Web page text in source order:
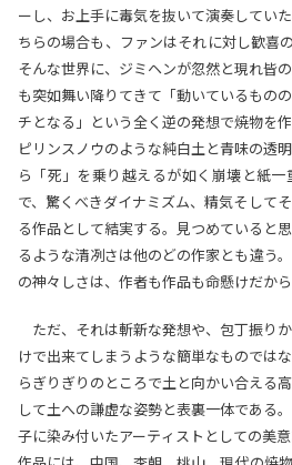
ーし、お上手に毒気を抜いて演奏してい
ちらの場合も、ファンはそれに対し歓
そんな世界に、ジミヘンが忽然と現れ皆
も突如舞い降りてきて「動いているもの
チとなる」という全く逆の発想で焼物を
ピリンスノウのような純白土と青味の透
ら「死」を乗り越えるが如く崩壊と紙
で、驚くべきダイナミズム、精気そして
る作品として結実する。見つめていると
るような清冽さは他のどの作家とも違う
の神々しさは、作者も作品も命懸けだから
ただ、それは斬新な発想や、包丁振り
けで出来てしまうような簡単なものでは
らぎりぎりのところで土と向かい合える
して土への謙虚な姿勢と表裏一体である
子に染み付いたアーティストとしての美